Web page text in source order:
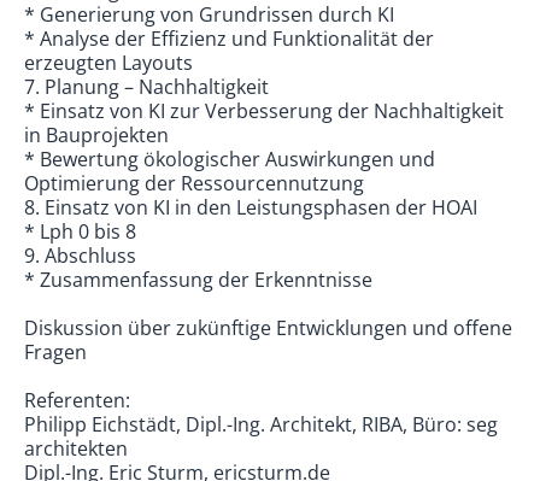
* Generierung von Grundrissen durch KI
* Analyse der Effizienz und Funktionalität der
erzeugten Layouts
7. Planung – Nachhaltigkeit
* Einsatz von KI zur Verbesserung der Nachhaltigkeit
in Bauprojekten
* Bewertung ökologischer Auswirkungen und
Optimierung der Ressourcennutzung
8. Einsatz von KI in den Leistungsphasen der HOAI
* Lph 0 bis 8
9. Abschluss
* Zusammenfassung der Erkenntnisse
Diskussion über zukünftige Entwicklungen und offene
Fragen
Referenten:
Philipp Eichstädt, Dipl.-Ing. Architekt, RIBA, Büro: seg
architekten
Dipl.-Ing. Eric Sturm, ericsturm.de